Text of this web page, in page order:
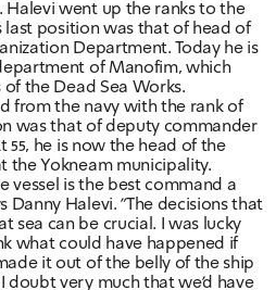
Halevi went up the ranks to the
last position was that of head of
Department. Today he is
of Manofim, which
the Dead Sea Works.
from the navy with the rank of
was that of deputy commander
55, he is now the head of the
the Yokneam municipality.
vessel is the best command a
Danny Halevi. "The decisions that
sea can be crucial. I was lucky
what could have happened if
it out of the belly of the ship
doubt very much that we'd have